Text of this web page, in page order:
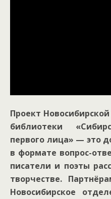
Проект
библиотеки
первого лица» — это
в формате вопрос-
писатели и поэты
творчестве.
Новосибирское